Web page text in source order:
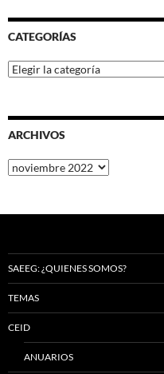
CATEGORÍAS
Categorías
ARCHIVOS
Archivos
SAEEG: ¿QUIENES SOMOS?
TEMAS
CEID
ANUARIOS